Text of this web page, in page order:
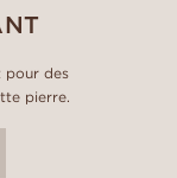
pour des
pierre.